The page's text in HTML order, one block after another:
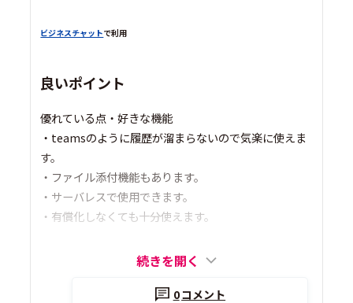
ビジネスチャットで利用
良いポイント
優れている点・好きな機能
・teamsのように履歴が溜まらないので気楽に使えま
す。
・ファイル添付機能もあります。
・サーバレスで使用できます。
・有償化しなくても十分使えます。
続きを開く
0コメント